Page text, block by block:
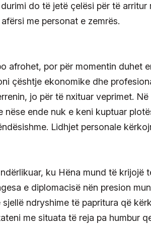
do të jetë çelësi për të
me personat e zemrës.
afrohet, por për momentin duhet
çështje ekonomike dhe
jo për të nxituar veprimet.
nëse ende nuk e keni kuptuar
Lidhjet personale
ku Hëna mund të krijojë
e diplomacisë nën presion
ndryshime të papritura që
me situata të reja pa humbur